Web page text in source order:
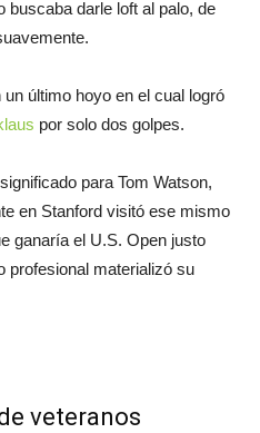
buscaba darle loft al palo, de
último hoyo en el cual logró
por solo dos golpes.
para Tom Watson,
en Stanford visitó ese mismo
ganaría el U.S. Open justo
profesional materializó su
veteranos